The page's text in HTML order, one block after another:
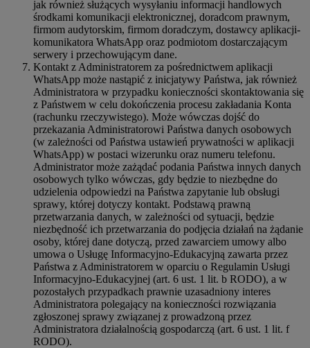
jak również służących wysyłaniu informacji handlowych
środkami komunikacji elektronicznej, doradcom prawnym,
firmom audytorskim, firmom doradczym, dostawcy aplikacji-
komunikatora WhatsApp oraz podmiotom dostarczającym
serwery i przechowującym dane.
Kontakt z Administratorem za pośrednictwem aplikacji
WhatsApp może nastąpić z inicjatywy Państwa, jak również
Administratora w przypadku konieczności skontaktowania się
z Państwem w celu dokończenia procesu zakładania Konta
(rachunku rzeczywistego). Może wówczas dojść do
przekazania Administratorowi Państwa danych osobowych
(w zależności od Państwa ustawień prywatności w aplikacji
WhatsApp) w postaci wizerunku oraz numeru telefonu.
Administrator może zażądać podania Państwa innych danych
osobowych tylko wówczas, gdy będzie to niezbędne do
udzielenia odpowiedzi na Państwa zapytanie lub obsługi
sprawy, której dotyczy kontakt. Podstawą prawną
przetwarzania danych, w zależności od sytuacji, będzie
niezbędność ich przetwarzania do podjęcia działań na żądanie
osoby, której dane dotyczą, przed zawarciem umowy albo
umowa o Usługę Informacyjno-Edukacyjną zawarta przez
Państwa z Administratorem w oparciu o Regulamin Usługi
Informacyjno-Edukacyjnej (art. 6 ust. 1 lit. b RODO), a w
pozostałych przypadkach prawnie uzasadniony interes
Administratora polegający na konieczności rozwiązania
zgłoszonej sprawy związanej z prowadzoną przez
Administratora działalnością gospodarczą (art. 6 ust. 1 lit. f
RODO).